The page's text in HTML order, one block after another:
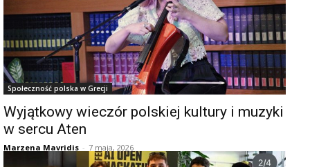
Społeczność polska w Grecji
Wyjątkowy wieczór polskiej kultury i muzyki
w sercu Aten
Marzena Mavridis - 7 maja, 2026